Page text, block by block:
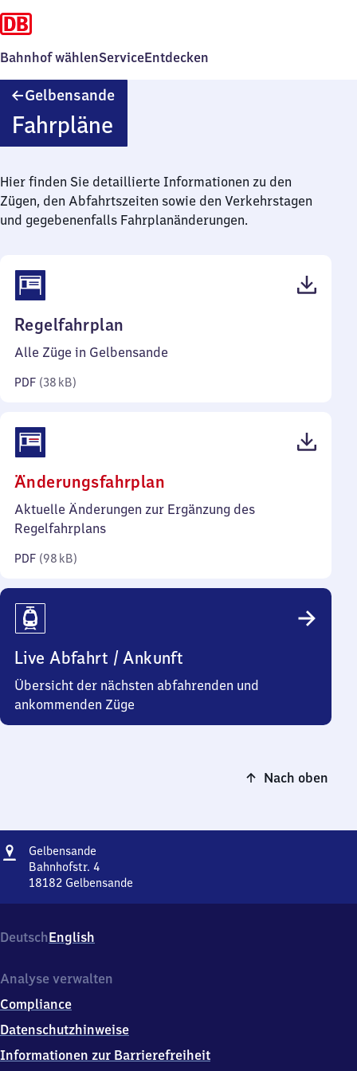
Bahnhof wählenServiceEntdecken
Gelbensande
Fahrpläne
Hier finden Sie detaillierte Informationen zu den
Zügen, den Abfahrtszeiten sowie den Verkehrstagen
und gegebenenfalls Fahrplanänderungen.
Regelfahrplan
38
Alle Züge in Gelbensande
PDF (38 kB)
Änderungsfahrplan
98
Aktuelle Änderungen zur Ergänzung des
Regelfahrplans
PDF (98 kB)
Live Abfahrt / Ankunft
Übersicht der nächsten abfahrenden und
ankommenden Züge
Nach oben
Adresse
Gelbensande
Bahnhofstr. 4
18182 Gelbensande
4,
1
1
2
Gelbensande
DeutschEnglish
Analyse verwalten
Compliance
Datenschutzhinweise
Informationen zur Barrierefreiheit